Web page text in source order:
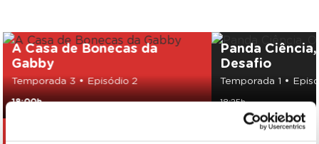
A Casa de Bonecas da
Gabby
Temporada 3 • Episódio 2
18:00h
Panda
Desafio
Temporada 1 •
18:25h